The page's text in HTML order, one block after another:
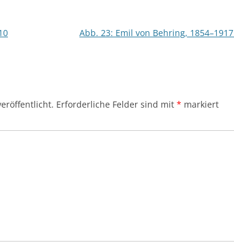
Abb. 23: Emil von Behring, 1854–1917
Erforderliche Felder sind mit * markiert